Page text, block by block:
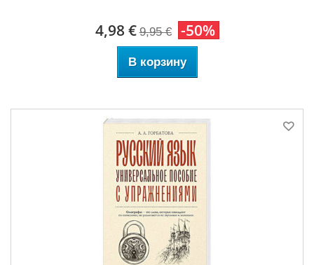
4,98 € 9,95 € -50%
В корзину